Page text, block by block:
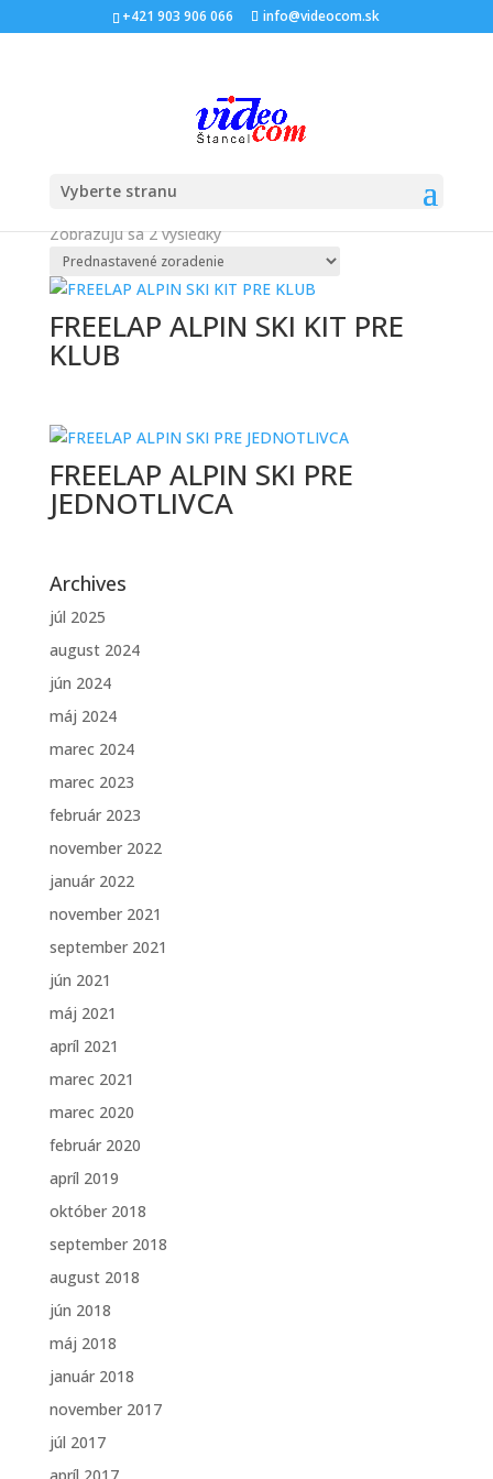
+421 903 906 066 info@videocom.sk
Vyberte stranu
downhill
Zobrazujú sa 2 výsledky
FREELAP ALPIN SKI KIT PRE
KLUB
FREELAP ALPIN SKI PRE
JEDNOTLIVCA
Archives
júl 2025
august 2024
jún 2024
máj 2024
marec 2024
marec 2023
február 2023
november 2022
január 2022
november 2021
september 2021
jún 2021
máj 2021
apríl 2021
marec 2021
marec 2020
február 2020
apríl 2019
október 2018
september 2018
august 2018
jún 2018
máj 2018
január 2018
november 2017
júl 2017